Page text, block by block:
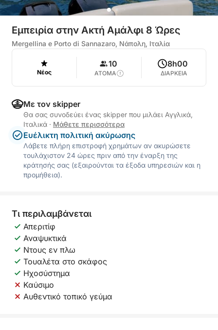
Εμπειρία στην Ακτή Αμάλφι 8 Ώρες
Mergellina e Porto di Sannazaro, Νάπολη, Ιταλία
Νέος
10
ΑΤΟΜΑ
8h00
ΔΙΑΡΚΕΙΑ
Με τον skipper
Θα σας συνοδεύει ένας skipper που μιλάει Αγγλικά,
Ιταλικά · Μάθετε περισσότερα
Ευέλικτη πολιτική ακύρωσης
Λάβετε πλήρη επιστροφή χρημάτων αν ακυρώσετε
τουλάχιστον 24 ώρες πριν από την έναρξη της
κράτησής σας (εξαιρούνται τα έξοδα υπηρεσιών και η
προμήθεια).
Τι περιλαμβάνεται
Απεριτίφ
Αναψυκτικά
Ντους εν πλω
Τουαλέτα στο σκάφος
Ηχοσύστημα
Καύσιμο
Αυθεντικό τοπικό γεύμα